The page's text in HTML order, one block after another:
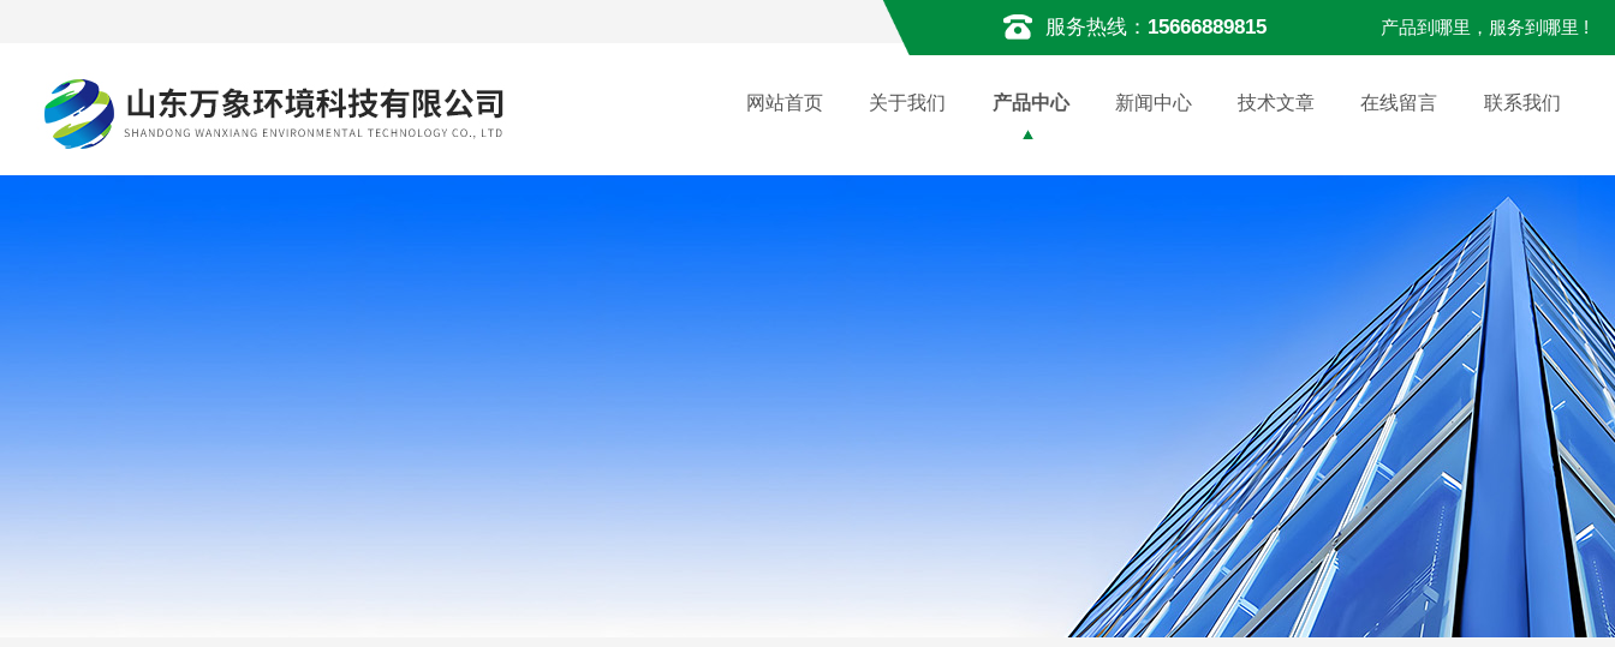
服务热线： 15666889815 产品到哪里，服务到哪里 !
网站首页 关于我们 产品中心 新闻中心 技术文章 在线留言 联系我们